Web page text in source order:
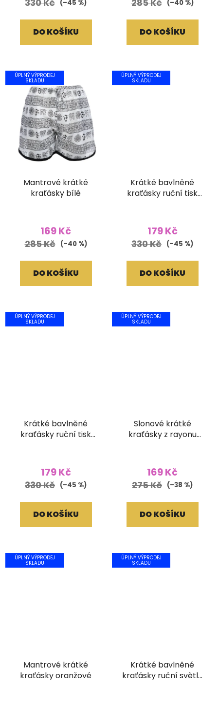
330 Kč (–45 %)
DO KOŠÍKU
285 Kč (–40 %)
DO KOŠÍKU
ÚPLNÝ VÝPRODEJ
SKLADU
Mantrové krátké
kraťásky bílé
169 Kč
285 Kč (–40 %)
DO KOŠÍKU
ÚPLNÝ VÝPRODEJ
SKLADU
Krátké bavlněné
kraťásky ruční tisk
179 Kč
330 Kč (–45 %)
DO KOŠÍKU
ÚPLNÝ VÝPRODEJ
SKLADU
Krátké bavlněné
kraťásky ruční tisk
179 Kč
330 Kč (–45 %)
DO KOŠÍKU
ÚPLNÝ VÝPRODEJ
SKLADU
Slonové krátké
kraťásky z rayonu
169 Kč
275 Kč (–38 %)
DO KOŠÍKU
ÚPLNÝ VÝPRODEJ
SKLADU
Mantrové krátké
kraťásky oranžové
ÚPLNÝ VÝPRODEJ
SKLADU
Krátké bavlněné
kraťásky ruční světle